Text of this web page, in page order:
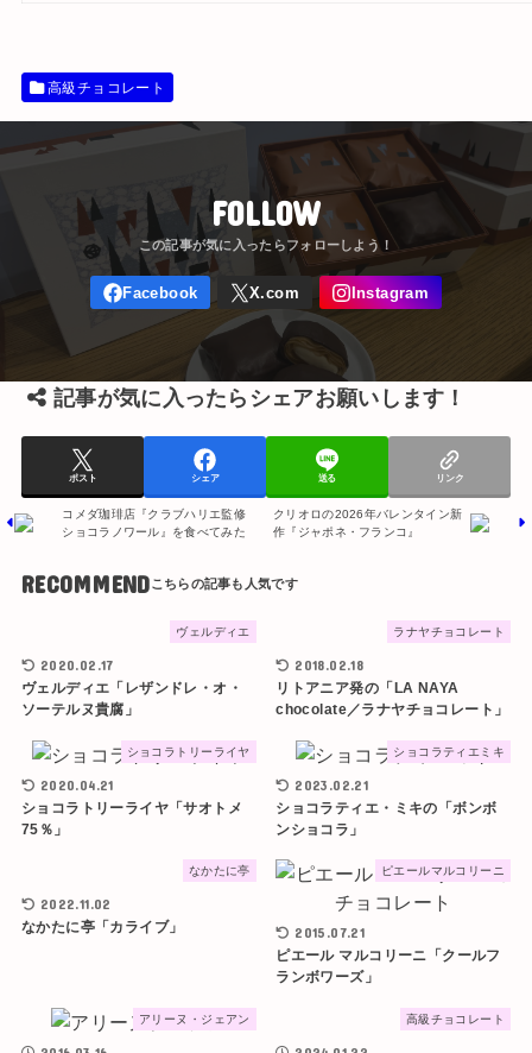
高級チョコレート
FOLLOW
記事が気に入ったらシェアお願いします！
ポスト シェア 送る リンク
コメダ珈琲店『クラブハリエ監修
ショコラノワール』を食べてみた
クリオロの2026年バレンタイン新
作『ジャポネ・フランコ』
RECOMMEND
ヴェルディエ
2020.02.17
ヴェルディエ「レザンドレ・オ・
ソーテルヌ貴腐」
ラナヤチョコレート
2018.02.18
リトアニア発の「LA NAYA
chocolate／ラナヤチョコレート」
ショコラトリーライヤ
2020.04.21
ショコラトリーライヤ「サオトメ
75％」
ショコラティエミキ
2023.02.21
ショコラティエ・ミキの「ボンボ
ンショコラ」
なかたに亭
2022.11.02
なかたに亭「カライブ」
ピエールマルコリーニ
2015.07.21
ピエール マルコリーニ「クールフ
ランボワーズ」
アリーヌ・ジェアン 高級チョコレート